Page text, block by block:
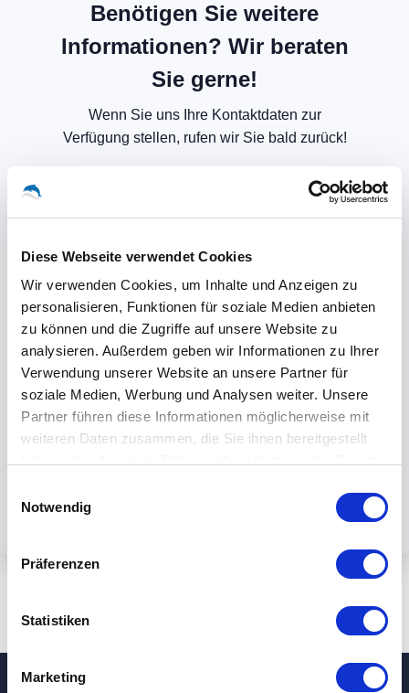
Diese Webseite verwendet Cookies
Wir verwenden Cookies, um Inhalte und Anzeigen zu
personalisieren, Funktionen für soziale Medien anbieten
zu können und die Zugriffe auf unsere Website zu
analysieren. Außerdem geben wir Informationen zu Ihrer
Verwendung unserer Website an unsere Partner für
soziale Medien, Werbung und Analysen weiter. Unsere
Partner führen diese Informationen möglicherweise mit
weiteren Daten zusammen, die Sie ihnen bereitgestellt
Notwendig
Präferenzen
Statistiken
Marketing
Benötigen Sie weitere
Informationen? Wir beraten
Sie gerne!
Wenn Sie uns Ihre Kontaktdaten zur
Verfügung stellen, rufen wir Sie bald zurück!
Mit dem Absenden des Formulars
akzeptieren Sie unsere
Datenschutzbestimmungen.